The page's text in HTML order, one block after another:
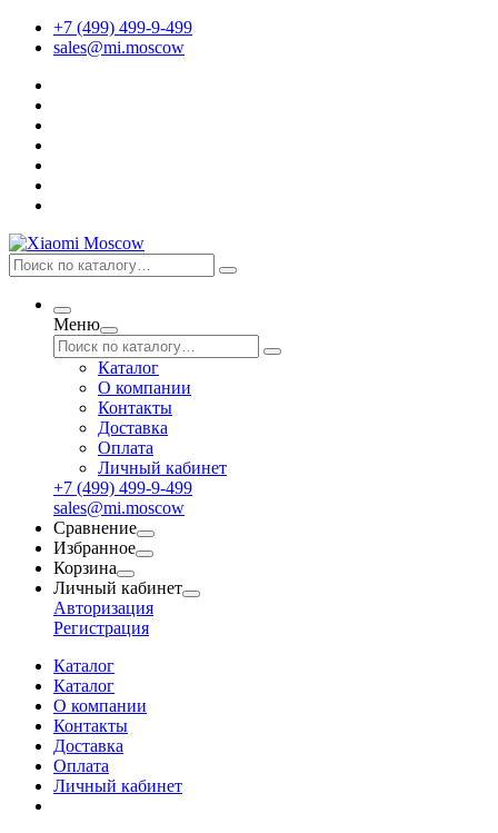
+7 (499) 499-9-499
sales@mi.moscow
Меню
Каталог
О компании
Контакты
Доставка
Оплата
Личный кабинет
+7 (499) 499-9-499
sales@mi.moscow
Сравнение
Избранное
Корзина
Личный кабинет
Авторизация
Регистрация
Каталог
Каталог
О компании
Контакты
Доставка
Оплата
Личный кабинет